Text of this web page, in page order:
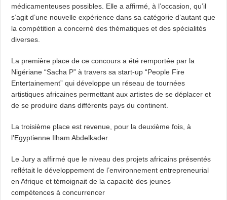
médicamenteuses possibles. Elle a affirmé, à l’occasion, qu’il
s’agit d’une nouvelle expérience dans sa catégorie d’autant que
la compétition a concerné des thématiques et des spécialités
diverses.
La première place de ce concours a été remportée par la
Nigériane “Sacha P” à travers sa start-up “People Fire
Entertainement” qui développe un réseau de tournées
artistiques africaines permettant aux artistes de se déplacer et
de se produire dans différents pays du continent.
La troisième place est revenue, pour la deuxième fois, à
l’Egyptienne Ilham Abdelkader.
Le Jury a affirmé que le niveau des projets africains présentés
reflétait le développement de l’environnement entrepreneurial
en Afrique et témoignait de la capacité des jeunes
compétences à concurrencer